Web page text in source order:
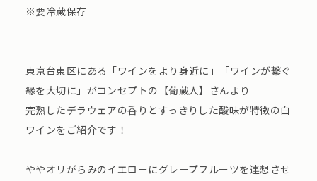
※要冷蔵保存
東京台東区にある「ワインをより身近に」「ワインが繋ぐ
縁を大切に」がコンセプトの【葡蔵人】さんより
完熟したデラウェアの香りとすっきりした酸味が特徴の白
ワインをご紹介です！
ややオリがらみのイエローにグレープフルーツを連想させ